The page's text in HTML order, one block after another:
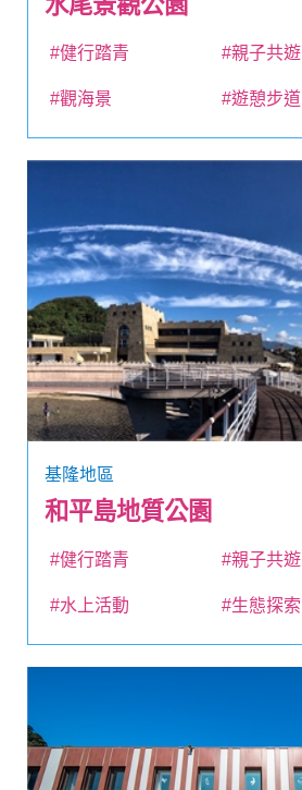
#健行踏青 #親子共遊
#觀海景 #遊憩步道
基隆地區
和平島地質公園
#健行踏青 #親子共遊
#水上活動 #生態探索